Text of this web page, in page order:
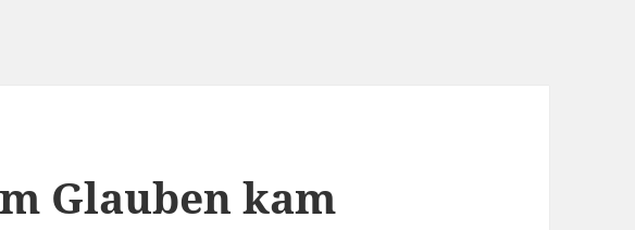
Glauben kam